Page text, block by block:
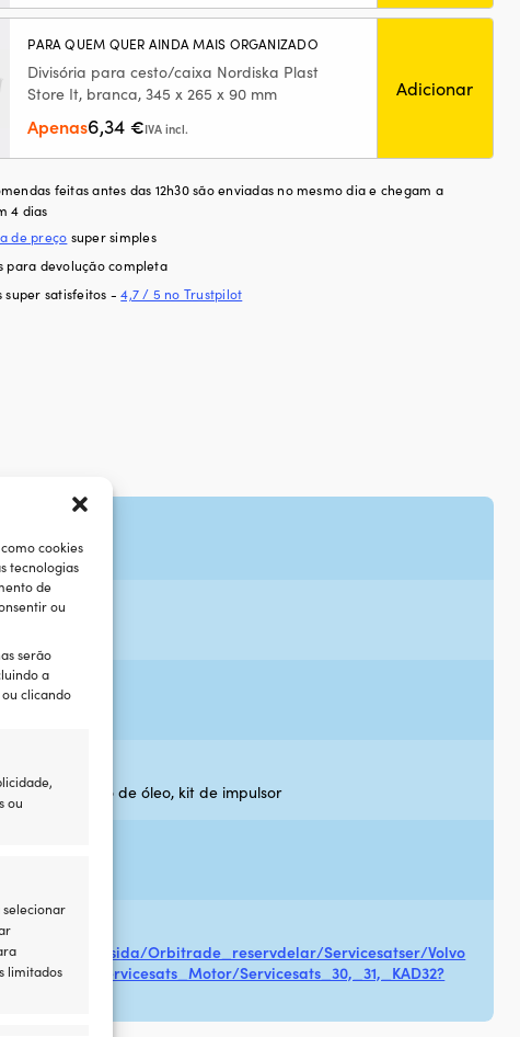
cookies
tecnologias
de
ou
serão
a
clicando
ou
limitados
PARA QUEM QUER AINDA MAIS ORGANIZADO
Divisória para cesto/caixa Nordiska Plast
Store It, branca, 345 x 265 x 90 mm
Apenas6,34€IVA incl.
Adicionar
feitas antes das 12h30 são enviadas no mesmo dia e chegam a
4 dias
de preço super simples
para devolução completa
super satisfeitos -4,7 / 5 no Trustpilot
filtro de óleo, kit de impulsor
FABRICANTE
sv/Startsida/Orbitrade_reservdelar/Servicesatser/Volvo
Servicesats_Motor/Servicesats_30,_31,_KAD32?